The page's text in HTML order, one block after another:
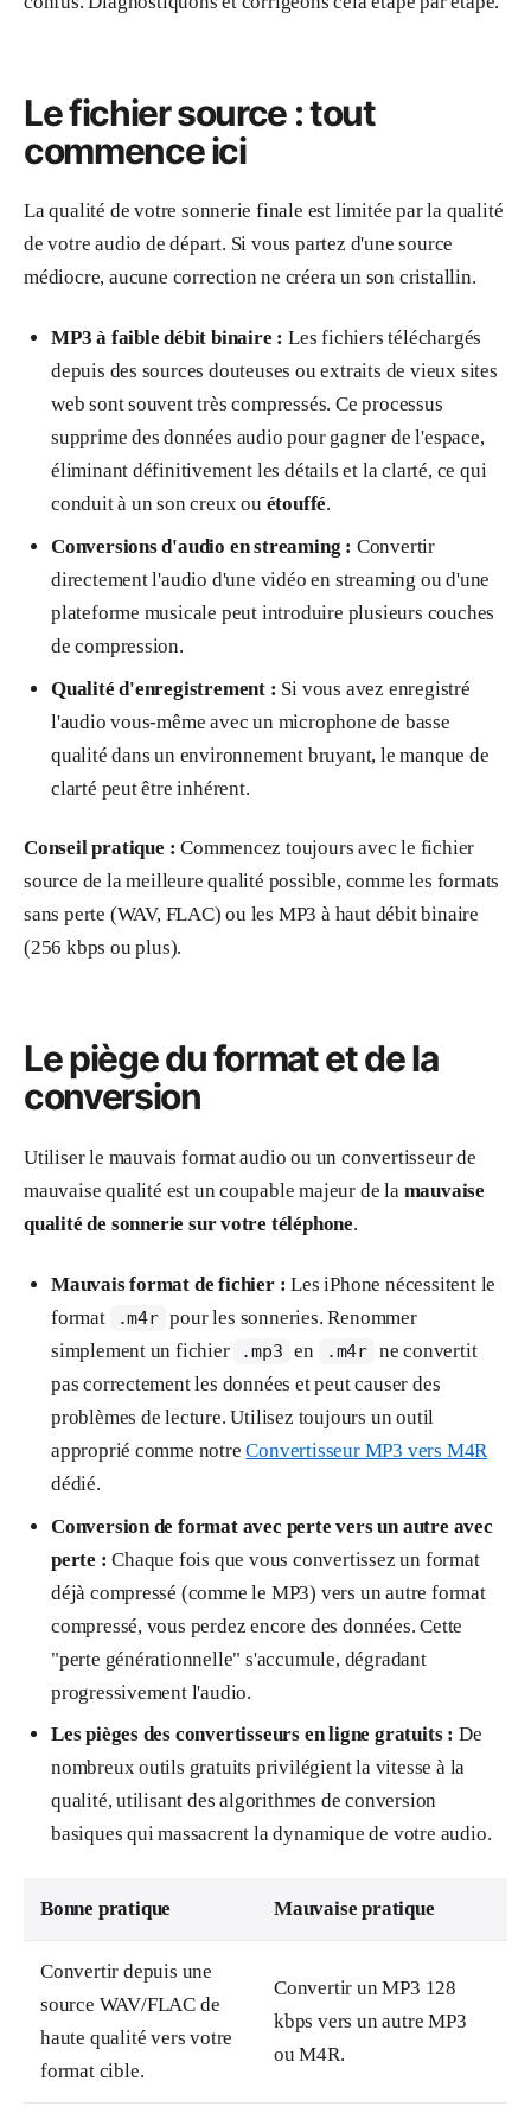
Le fichier source : tout
commence ici
La qualité de votre sonnerie finale est limitée par la qualité
de votre audio de départ. Si vous partez d'une source
médiocre, aucune correction ne créera un son cristallin.
MP3 à faible débit binaire : Les fichiers téléchargés
depuis des sources douteuses ou extraits de vieux sites
web sont souvent très compressés. Ce processus
supprime des données audio pour gagner de l'espace,
éliminant définitivement les détails et la clarté, ce qui
conduit à un son creux ou étouffé.
Conversions d'audio en streaming : Convertir
directement l'audio d'une vidéo en streaming ou d'une
plateforme musicale peut introduire plusieurs couches
de compression.
Qualité d'enregistrement : Si vous avez enregistré
l'audio vous-même avec un microphone de basse
qualité dans un environnement bruyant, le manque de
clarté peut être inhérent.
Conseil pratique : Commencez toujours avec le fichier
source de la meilleure qualité possible, comme les formats
sans perte (WAV, FLAC) ou les MP3 à haut débit binaire
(256 kbps ou plus).
Le piège du format et de la
conversion
Utiliser le mauvais format audio ou un convertisseur de
mauvaise qualité est un coupable majeur de la mauvaise
qualité de sonnerie sur votre téléphone.
Mauvais format de fichier : Les iPhone nécessitent le
format
.m4r pour les sonneries. Renommer
simplement un fichier
.mp3 en .m4r ne convertit
pas correctement les données et peut causer des
problèmes de lecture. Utilisez toujours un outil
approprié comme notreConvertisseur MP3 vers M4R
dédié.
Conversion de format avec perte vers un autre avec
perte : Chaque fois que vous convertissez un format
déjà compressé (comme le MP3) vers un autre format
compressé, vous perdez encore des données. Cette
"perte générationnelle" s'accumule, dégradant
progressivement l'audio.
Les pièges des convertisseurs en ligne gratuits : De
nombreux outils gratuits privilégient la vitesse à la
qualité, utilisant des algorithmes de conversion
basiques qui massacrent la dynamique de votre audio.
Bonne pratique Mauvaise pratique
Convertir depuis une
source WAV/FLAC de
haute qualité vers votre
format cible.
Convertir un MP3 128
kbps vers un autre MP3
ou M4R.